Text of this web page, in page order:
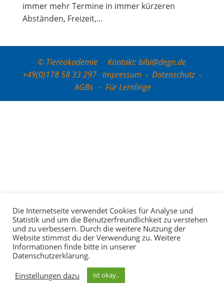
immer mehr Ter­mi­ne in immer kür­ze­ren
Abstän­den, Frei­zeit,...
© Tiereakademie Kontakt: bibi@degn.de
+49(0)178 58 33 297 Impressum - Datenschutz-
AGBs -Für Lernlinge
Die Internetseite verwendet Cookies für Analyse und
Statistik und um die Benutzerfreundlichkeit zu verstehen
und zu verbessern. Durch die weitere Nutzung der
Website stimmst du der Verwendung zu. Weitere
Informationen finde bitte in unserer
Datenschutzerklärung.
Einstellungen dazu
ist okay..